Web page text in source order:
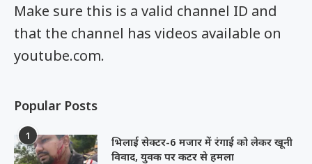
Make sure this is a valid channel ID and
that the channel has videos available on
youtube.com.
Popular Posts
1
भिलाई सेक्टर-6 मजार में रंगाई को लेकर खूनी
विवाद, युवक पर कटर से हमला